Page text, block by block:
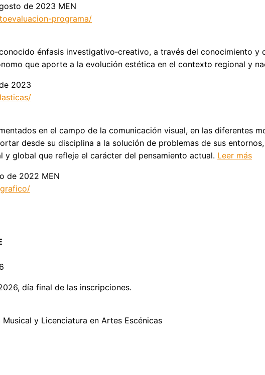
de 2023 MEN
programa/
énfasis investigativo‑creativo, a través del conocimiento y
que aporte a la evolución estética en el contexto regional y
2023
en el campo de la comunicación visual, en las diferentes
desde su disciplina a la solución de problemas de sus
global que refleje el carácter del pensamiento actual. Leer más
de 2022 MEN
día final de las inscripciones.
y Licenciatura en Artes Escénicas